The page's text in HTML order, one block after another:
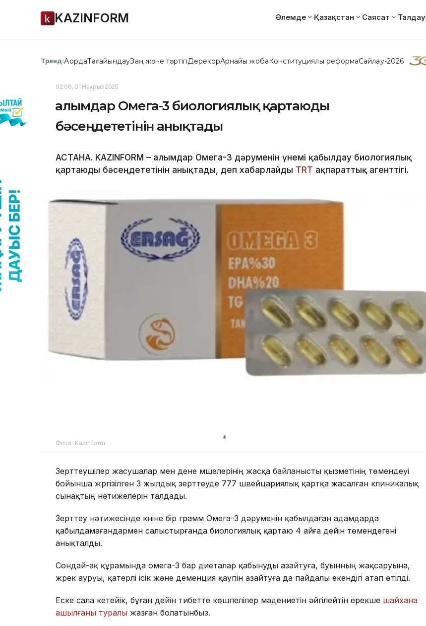
KAZINFORM Әлемде Қазақстан Саясат Талдау
Тренд:АқордаТағайындауЗаң және тәртіпДерекқорАрнайы жобаКонституциялық реформаСайлау-2026
02:06, 01 Наурыз 2025
Ғалымдар Омега-3 биологиялық қартаюды
бәсеңдететінін анықтады
АСТАНА. KAZINFORM – Ғалымдар Омега-3 дәруменін үнемі қабылдау биологиялық
қартаюды бәсеңдететінін анықтады, деп хабарлайды TRT ақпараттық агенттігі.
Фото: Kazinform
Зерттеушілер жасушалар мен дене мүшелерінің жасқа байланысты қызметінің төмендеуі
бойынша жүргізілген 3 жылдық зерттеуде 777 швейцариялық қартқа жасалған клиникалық
сынақтың нәтижелерін талдады.
Зерттеу нәтижесінде күніне бір грамм Омега-3 дәруменін қабылдаған адамдарда
қабылдамағандармен салыстырғанда биологиялық қартаю 4 айға дейін төмендегені
анықталды.
Сондай-ақ құрамында омега-3 бар диеталар қабынуды азайтуға, буынның жақсаруына,
жүрек ауруы, қатерлі ісік және деменция қаупін азайтуға да пайдалы екендігі атап өтілді.
Еске сала кетейік, бұған дейін тибетте көшпелілер мәдениетін әйгілейтін ерекше шайхана
ашылғаны туралы жазған болатынбыз.